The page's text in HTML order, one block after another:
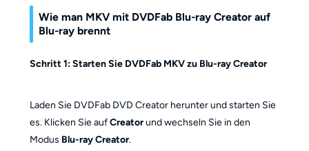
Wie man MKV mit DVDFab Blu-ray Creator auf
Blu-ray brennt
Schritt 1: Starten Sie DVDFab MKV zu Blu-ray Creator
Laden Sie DVDFab DVD Creator herunter und starten Sie
es. Klicken Sie aufCreatorund wechseln Sie in den
Modus Blu-ray Creator.